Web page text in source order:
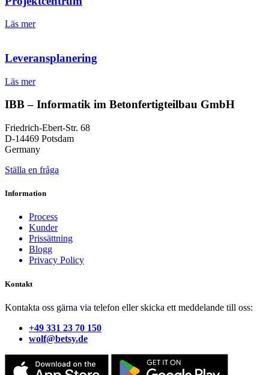
Läs mer
Leveransplanering
Läs mer
IBB – Informatik im Betonfertigteilbau GmbH
Friedrich-Ebert-Str. 68
D-14469 Potsdam
Germany
Ställa en fråga
Information
Process
Kunder
Prissättning
Blogg
Privacy Policy
Kontakt
Kontakta oss gärna via telefon eller skicka ett meddelande till oss:
+49 331 23 70 150
wolf@betsy.de